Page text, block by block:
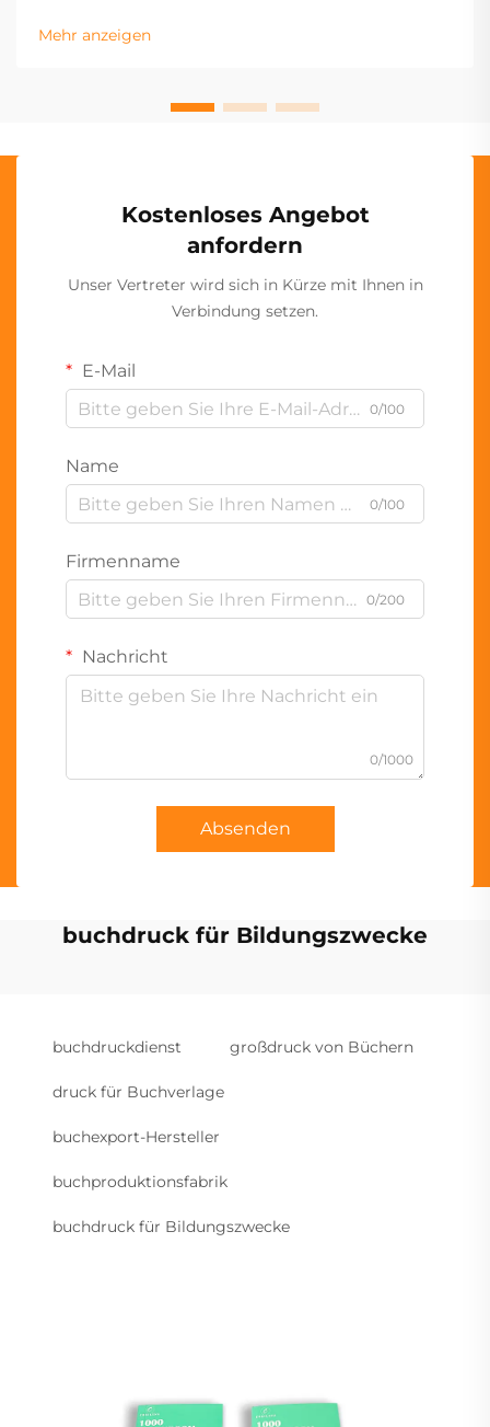
Mehr anzeigen
Kostenloses Angebot
anfordern
Unser Vertreter wird sich in Kürze mit Ihnen in
Verbindung setzen.
E-Mail
0/100
Name
0/100
Firmenname
0/200
Nachricht
0/1000
Absenden
buchdruck für Bildungszwecke
buchdruckdienst großdruck von Büchern
druck für Buchverlage
buchexport-Hersteller
buchproduktionsfabrik
buchdruck für Bildungszwecke